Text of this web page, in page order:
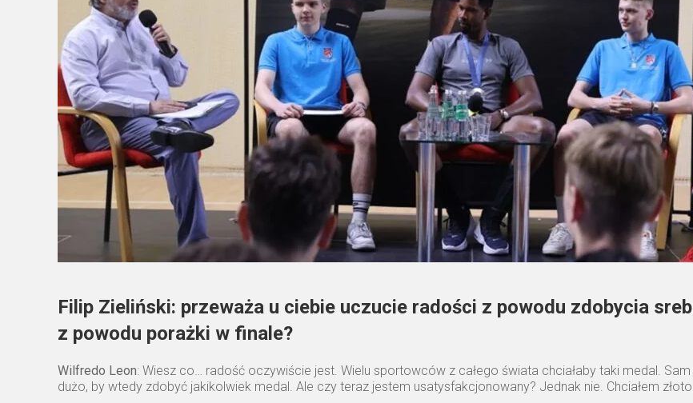
Filip Zieliński: przeważa u ciebie uczucie radości z powodu zdobycia
z powodu porażki w finale?
Wilfredo Leon: Wiesz co… radość oczywiście jest. Wielu sportowców z całego świata chciałaby taki medal.
dużo, by wtedy zdobyć jakikolwiek medal. Ale czy teraz jestem usatysfakcjonowany? Jednak nie. Chciałem